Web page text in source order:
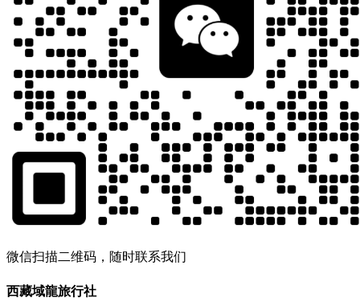
微信扫描二维码，随时联系我们
西藏域龍旅行社